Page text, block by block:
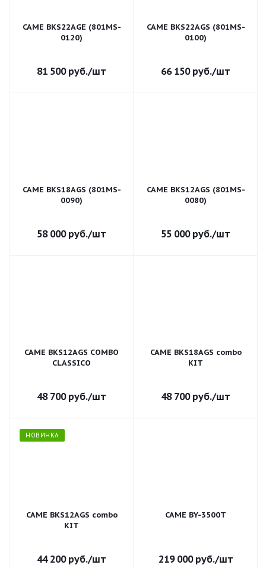
CAME BKS22AGE (801MS-
0120)
81 500руб./шт
CAME BKS22AGS (801MS-
0100)
66 150руб./шт
CAME BKS18AGS (801MS-
0090)
58 000руб./шт
CAME BKS12AGS (801MS-
0080)
55 000руб./шт
CAME BKS12AGS COMBO
CLASSICO
48 700руб./шт
CAME BKS18AGS combo
KIT
48 700руб./шт
НОВИНКА
CAME BKS12AGS combo
KIT
44 200руб./шт
CAME BY-3500T
219 000руб./шт